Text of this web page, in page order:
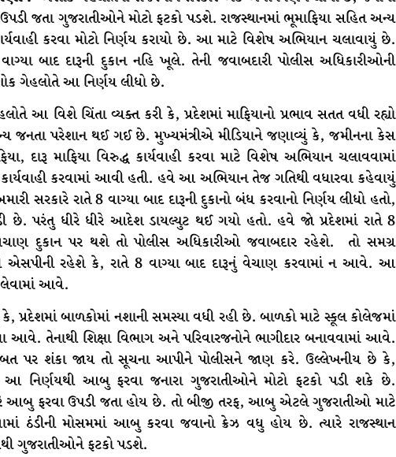
જતા ગુજરાતીઓને મોટો ફટકો પડશે. રાજસ્થાનમાં ભૂમાફિયા સહિત અન્ય
કરવા મોટો નિર્ણય કરાયો છે. આ માટે વિશેષ અભિયાન ચલાવાયું છે.
બાદ દારૂની દુકાન નહિ ખૂલે. તેની જવાબદારી પોલીસ અધિકારીઓની
ગેહલોતે આ નિર્ણય લીધો છે.
આ વિશે ચિંતા વ્યક્ત કરી કે, પ્રદેશમાં માફિયાનો પ્રભાવ સતત વધી રહ્યો
જનતા પરેશાન થઈ ગઈ છે. મુખ્યમંત્રીએ મીડિયાને જણાવ્યું કે, જમીનના કેસ
દારૂ માફિયા વિરુદ્ધ કાર્યવાહી કરવા માટે વિશેષ અભિયાન ચલાવવામાં
કરવામાં આવી હતી. હવે આ અભિયાન તેજ ગતિથી વધારવા કહેવાયું
સરકારે રાતે 8 વાગ્યા બાદ દારૂની દુકાનો બંધ કરવાનો નિર્ણય લીધો હતો,
છે. પરંતુ ધીરે ધીરે આદેશ ડાયલ્યુટ થઈ ગયો હતો. હવે જો પ્રદેશમાં રાતે 8
દુકાન પર થશે તો પોલીસ અધિકારીઓ જવાબદાર રહેશે. તો સમગ્ર
એસપીની રહેશે કે, રાતે 8 વાગ્યા બાદ દારૂનું વેચાણ કરવામાં ન આવે. આ
લેવામાં આવે.
પ્રદેશમાં બાળકોમાં નશાની સમસ્યા વધી રહી છે. બાળકો માટે સ્કૂલ કોલેજમાં
આવે. તેનાથી શિક્ષા વિભાગ અને પરિવારજનોને ભાગીદાર બનાવવામાં આવે.
પર શંકા જાય તો સૂચના આપીને પોલીસને જાણ કરે. ઉલ્લેખનીય છે કે,
આ નિર્ણયથી આબુ ફરવા જનારા ગુજરાતીઓને મોટો ફટકો પડી શકે છે.
આબુ ફરવા ઉપડી જતા હોય છે. તો બીજી તરફ, આબુ એટલે ગુજરાતીઓ માટે
ઠંડીની મોસમમાં આબુ કરવા જવાનો ક્રેઝ વધુ હોય છે. ત્યારે રાજસ્થાન
ગુજરાતીઓને ફટકો પડશે.